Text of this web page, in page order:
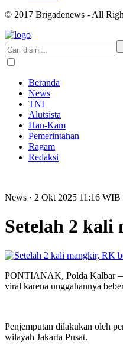
© 2017 Brigadenews - All
Beranda
News
TNI
Alutsista
Han-Kam
Pemerintahan
Ragam
Redaksi
News · 2 Okt 2025 11:16 WIB
Setelah 2
PONTIANAK, Polda Kalbar —
viral karena unggahannya
Penjemputan dilakukan oleh
wilayah Jakarta Pusat.